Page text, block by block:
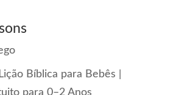
Bíblica para Bebês |